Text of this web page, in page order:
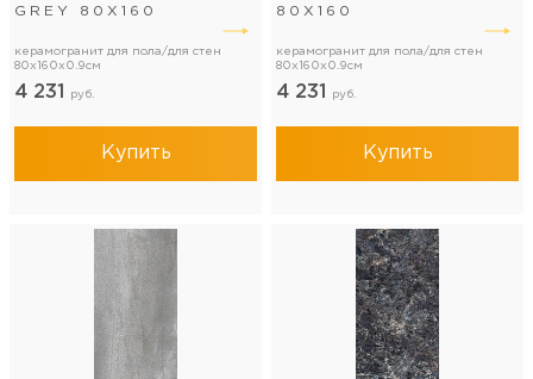
GREY 80Х160
керамогранит для пола/для стен
80x160x0.9см
4 231 руб.
Купить
80Х160
керамогранит для пола/для стен
80x160x0.9см
4 231 руб.
Купить